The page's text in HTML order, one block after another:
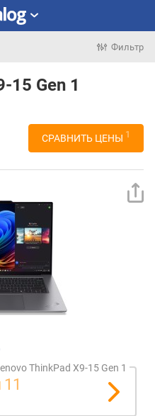
Фильтр
15 Gen 1
СРАВНИТЬ ЦЕНЫ 1
ThinkPad X9-15 Gen 1
11